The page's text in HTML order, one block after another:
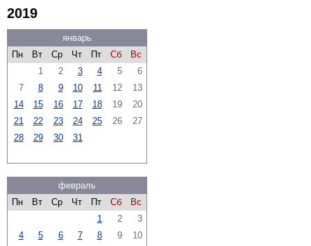
2019
январь
Пн
Вт Ср Чт Пт Сб
Вс
1
2 3 4 5
6
7
8 9 10 11 12
13
14
15 16 17 18 19
20
21
22 23 24 25 26
27
28
29 30 31
февраль
Пн
Вт Ср Чт Пт Сб
Вс
1
2
3
4
5 6 7 8 9
10